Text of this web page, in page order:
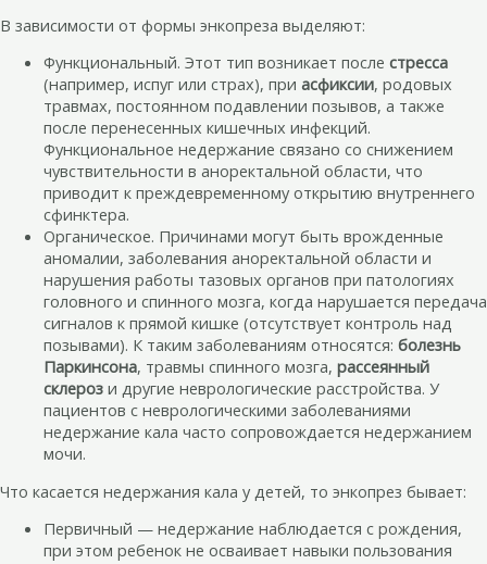
В зависимости от формы энкопреза выделяют:
Функциональный. Этот тип возникает после стресса
(например, испуг или страх), при асфиксии, родовых
травмах, постоянном подавлении позывов, а также
после перенесенных кишечных инфекций.
Функциональное недержание связано со снижением
чувствительности в аноректальной области, что
приводит к преждевременному открытию внутреннего
сфинктера.
Органическое. Причинами могут быть врожденные
аномалии, заболевания аноректальной области и
нарушения работы тазовых органов при патологиях
головного и спинного мозга, когда нарушается передача
сигналов к прямой кишке (отсутствует контроль над
позывами). К таким заболеваниям относятся: болезнь
Паркинсона, травмы спинного мозга, рассеянный
склероз и другие неврологические расстройства. У
пациентов с неврологическими заболеваниями
недержание кала часто сопровождается недержанием
мочи.
Что касается недержания кала у детей, то энкопрез бывает:
Первичный — недержание наблюдается с рождения,
при этом ребенок не осваивает навыки пользования